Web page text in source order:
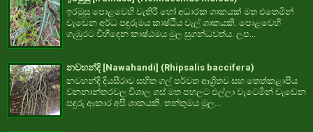
ඉරමුසු පොළවෙහි වැතිරී හෝ අධාරක ශාකයක් මත එතෙමින්
වැඩෙන අර්ධ පඳුරුමය කාෂ්ඨීය වැල් ශාකයකි. පොළවෙහි
ගැඹුරට විහිදෙන කාෂ්ඨමය මුල සුගන්ධවත්ය. ලප...
නවහන්දි [Nawahandi] (Rhipsalis baccifera)
නවහන්දි දියසීරාව සහිත ගල් පර්වත ආශ්‍රිතව සහ තෙත්කළාපීය
වනනාන්තරවල විශාල ගස් මත පහලට එල්ලා වැටෙමින් වැඩෙන
පඳුරු ආකාර අපි ශාකයකි. තන්තුමය මූල...